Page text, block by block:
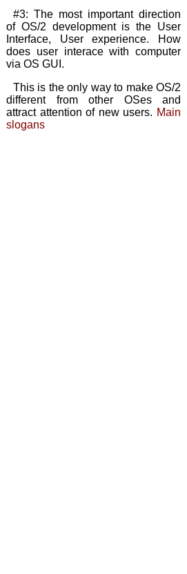
#3: The most important direction
of OS/2 development is the User
Interface, User experience. How
does user interace with computer
via OS GUI.
This is the only way to make OS/2
different from other OSes and
attract attention of new users. Main
slogans